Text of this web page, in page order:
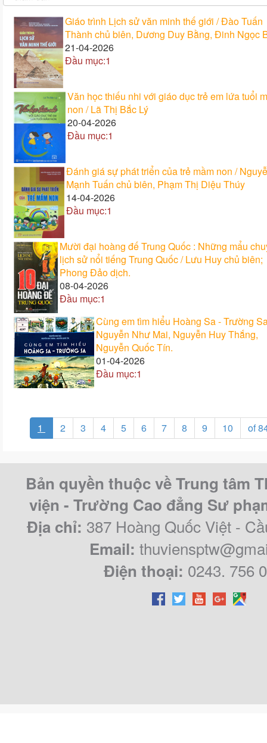
Giáo trình Lịch sử văn minh thế giới / Đào Tuấn
Thành chủ biên, Dương Duy Bằng, Đinh Ngọc
21-04-2026
Đầu mục:1
Văn học thiếu nhi với giáo dục trẻ em lứa tuổi
non / Lã Thị Bắc Lý
20-04-2026
Đầu mục:1
Đánh giá sự phát triển của trẻ mầm non /
Mạnh Tuấn chủ biên, Phạm Thị Diệu Thúy
14-04-2026
Đầu mục:1
Mười đại hoàng đế Trung Quốc : Những mẩu
lịch sử nổi tiếng Trung Quốc / Lưu Huy chủ biên;
Phong Đảo dịch.
08-04-2026
Đầu mục:1
Cùng em tìm hiểu Hoàng Sa - Trường
Nguyễn Như Mai, Nguyễn Huy Thắng,
Nguyễn Quốc Tín.
01-04-2026
Đầu mục:1
1 2 3 4 5 6 7 8 9 10 of
Bản quyền thuộc về Trung tâm
viện - Trường Cao đẳng Sư
Địa chỉ: 387 Hoàng Quốc Việt -
Email:
Điện thoại: 0243. 756